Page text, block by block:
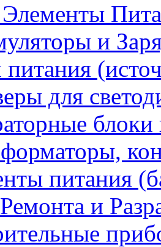
и
питания
для
блоки
питания
и